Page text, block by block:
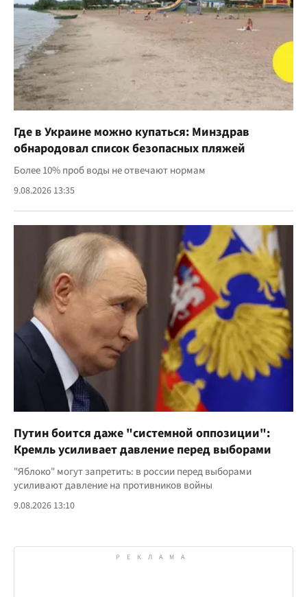
Где в Украине можно купаться: Минздрав
обнародовал список безопасных пляжей
Более 10% проб воды не отвечают нормам
9.08.2026 13:35
Путин боится даже "системной оппозиции":
Кремль усиливает давление перед выборами
"Яблоко" могут запретить: в россии перед выборами
усиливают давление на противников войны
9.08.2026 13:10